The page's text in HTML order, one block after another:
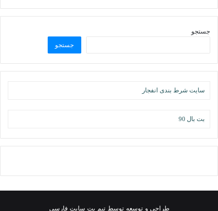
جستجو
جستجو
سایت شرط بندی انفجار
بت بال 90
طراحی و توسعه توسط تیم بت سایت فارسی